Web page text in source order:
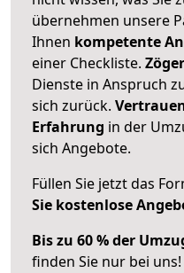
übernehmen unsere
Ihnen kompetente
einer Checkliste.
Dienste in Anspruch
sich zurück.
Erfahrung in der
sich Angebote.
Füllen Sie jetzt das
Sie kostenlose
Bis zu 60 % der
finden Sie nur bei uns!